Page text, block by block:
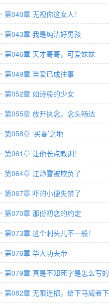
荣华？
第040章 无视你这女人！
第043章 我是纯洁好男孩
第046章 天才哥哥，可爱妹妹
第049章 当爱已成往事
第052章 如诗般的少女
第055章 放开执念，念头畅达
第058章 ‘买春’之地
第061章 让他长点教训！
第064章 江静雪被欺负了
第067章 吓的小便失禁了
第070章 那份初恋的约定
第073章 这个刺头儿不一般！
第076章 华大功夫帝
第079章 真是不知死字是怎么写的
第082章 无限连招，给下马威者下